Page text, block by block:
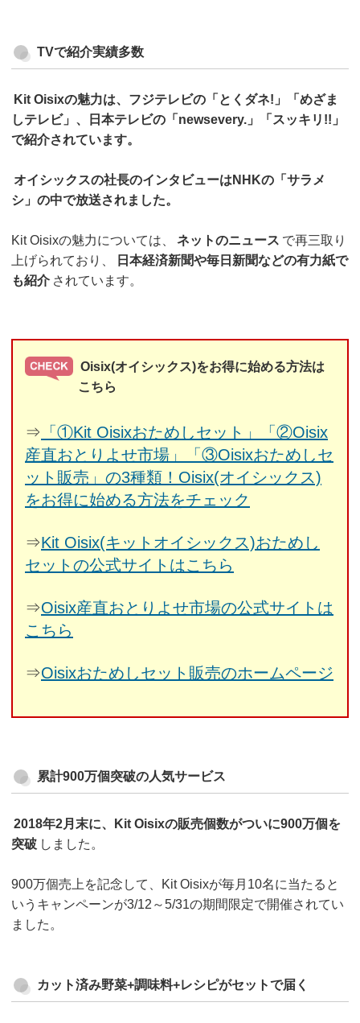
TVで紹介実績多数
Kit Oisixの魅力は、フジテレビの「とくダネ!」「めざま
しテレビ」、日本テレビの「newsevery.」「スッキリ!!」
で紹介されています。
オイシックスの社長のインタビューはNHKの「サラメ
シ」の中で放送されました。
Kit Oisixの魅力については、 ネットのニュース で再三取り
上げられており、
日本経済新聞や毎日新聞などの有力紙で
も紹介 されています。
Oisix(オイシックス)をお得に始める方法は
こちら
⇒ 「①Kit Oisixおためしセット」「②Oisix
産直おとりよせ市場」「③Oisixおためしセ
ット販売」の3種類！Oisix(オイシックス)
をお得に始める方法をチェック
⇒Kit Oisix(キットオイシックス)おためし
セットの公式サイトはこちら
⇒Oisix産直おとりよせ市場の公式サイトは
こちら
⇒Oisixおためしセット販売のホームページ
累計900万個突破の人気サービス
2018年2月末に、Kit Oisixの販売個数がついに900万個を
突破 しました。
900万個売上を記念して、Kit Oisixが毎月10名に当たると
いうキャンペーンが3/12～5/31の期間限定で開催されてい
ました。
カット済み野菜+調味料+レシピがセットで届く